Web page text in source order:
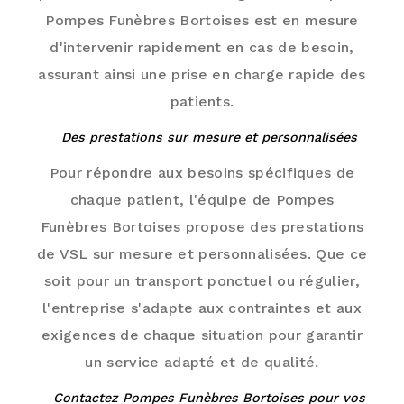
Pompes Funèbres Bortoises est en mesure
d'intervenir rapidement en cas de besoin,
assurant ainsi une prise en charge rapide des
patients.
Des prestations sur mesure et personnalisées
Pour répondre aux besoins spécifiques de
chaque patient, l'équipe de Pompes
Funèbres Bortoises propose des prestations
de VSL sur mesure et personnalisées. Que ce
soit pour un transport ponctuel ou régulier,
l'entreprise s'adapte aux contraintes et aux
exigences de chaque situation pour garantir
un service adapté et de qualité.
Contactez Pompes Funèbres Bortoises pour vos